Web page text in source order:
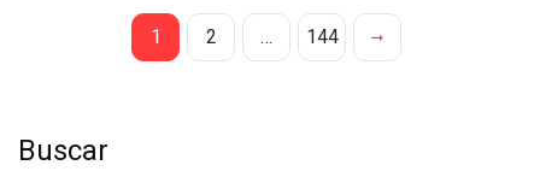
1 2 … 144
Buscar